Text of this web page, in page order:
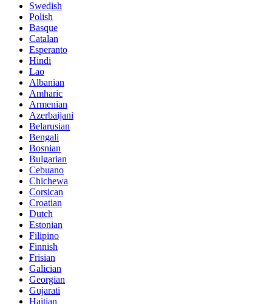
Swedish
Polish
Basque
Catalan
Esperanto
Hindi
Lao
Albanian
Amharic
Armenian
Azerbaijani
Belarusian
Bengali
Bosnian
Bulgarian
Cebuano
Chichewa
Corsican
Croatian
Dutch
Estonian
Filipino
Finnish
Frisian
Galician
Georgian
Gujarati
Haitian